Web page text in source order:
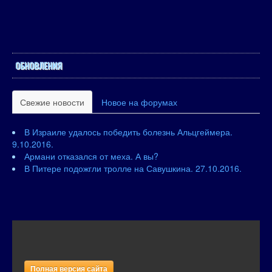
ОБНОВЛЕНИЯ
Свежие новости Новое на форумах
В Израиле удалось победить болезнь Альцгеймера.
9.10.2016.
Армани отказался от меха. А вы?
В Питере подожгли тролле на Савушкина. 27.10.2016.
Полная версия сайта